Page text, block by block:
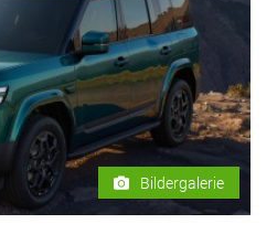
Bildergalerie